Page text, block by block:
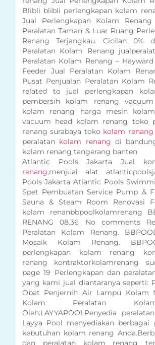
Blibli blibli perlengkapan kolam
Jual Perlengkapan Kolam Renang
Peralatan Taman & Luar Ruang
Renang Terjangkau. Cicilan 0%
Peralatan Kolam Renang
Peralatan Kolam Renang –
Feeder Jual Peralatan Kolam
Pusat Penjualan Peralatan Kolam
related to jual perlengkapan
pembersih kolam renang
kolam renang harga mesin
vacuum head kolam renang toko
renang surabaya toko kolam renang
peralatan kolam renang di
kolam renang tangerang banten
Atlantic Pools Jakarta Jual
renang,menjual alat
Pools Jakarta Atlantic Pools
Spet Pembuatan Service Pump &
Sauna & Steam Room Renovasi
kolam renanbbpoolkolamrenang
RENANG 08.36 No comments
Peralatan Kolam Renang.
Mosaik Kolam Renang.
perlengkapan kolam renang
renang kontraktorkolamrenang
page 19 Perlengkapan dan
yang kami jual diantaranya seperti:
Obat Penjernih Air Lampu Kolam
Kolam Peralatan
Oleh:LAYYAPOOLPenyedia
Layya Pool menyediakan berbagai
kebutuhan kolam renang
dan peralatan kolam renang